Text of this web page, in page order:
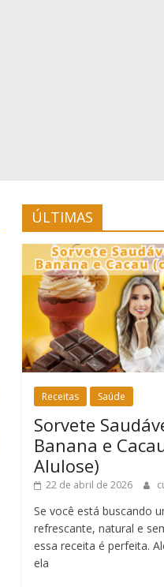
ÚLTIMAS
Receitas Saúde
Sorvete
Banana e
Alulose)
22 de abril de 2026
Se você está buscando
refrescante, natural e
essa receita é perfeita.
ela